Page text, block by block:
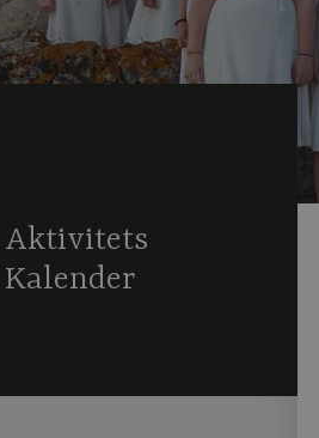
Aktivitets
Kalender